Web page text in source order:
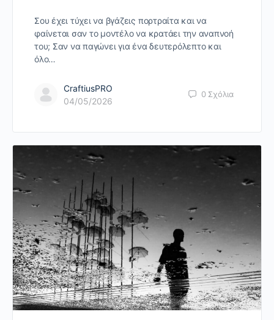
Σου έχει τύχει να βγάζεις πορτραίτα και να
φαίνεται σαν το μοντέλο να κρατάει την αναπνοή
του; Σαν να παγώνει για ένα δευτερόλεπτο και
όλο…
CraftiusPRO
04/05/2026
0 Σχόλια